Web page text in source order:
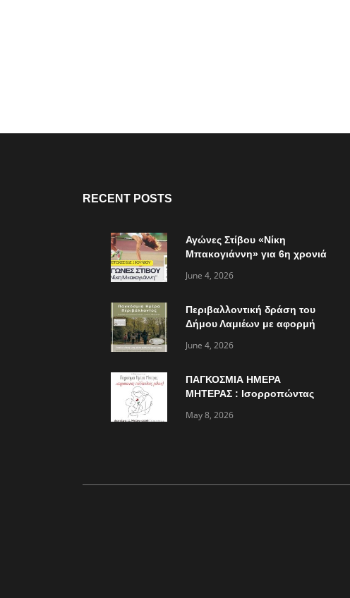
RECENT POSTS
Αγώνες Στίβου «Νίκη
Μπακογιάννη» για 6η χρονιά
June 4, 2026
Περιβαλλοντική δράση του
Δήμου Λαμιέων με αφορμή
περιβάλλοντος
June 4, 2026
ΠΑΓΚΟΣΜΙΑ ΗΜΕΡΑ
ΜΗΤΕΡΑΣ : Ισορροπώντας
May 8, 2026